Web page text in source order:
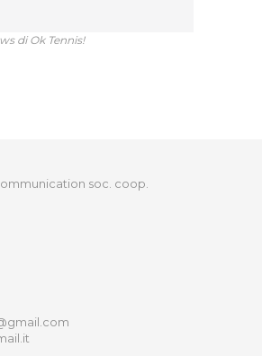
di Ok Tennis!
soc. coop.